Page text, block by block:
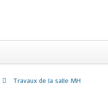
Travaux de la salle MH